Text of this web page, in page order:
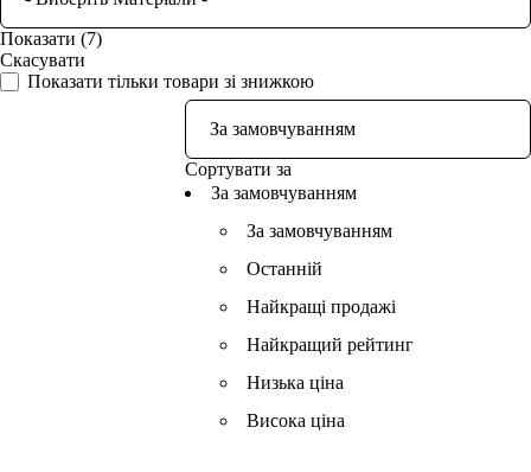
Показати (7)
Скасувати
Показати тільки товари зі знижкою
Сортувати за
За замовчуванням
За замовчуванням
Останній
Найкращі продажі
Найкращий рейтинг
Низька ціна
Висока ціна